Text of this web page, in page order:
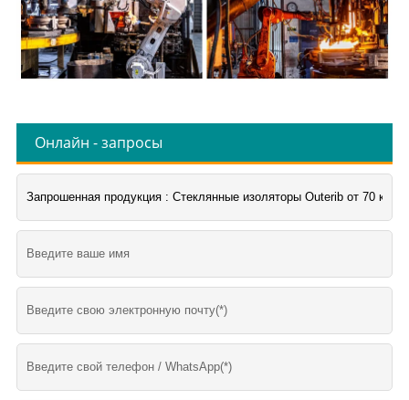
Онлайн - запросы